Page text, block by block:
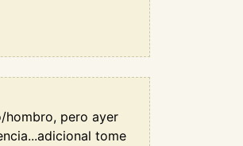
hombro, pero ayer
tome